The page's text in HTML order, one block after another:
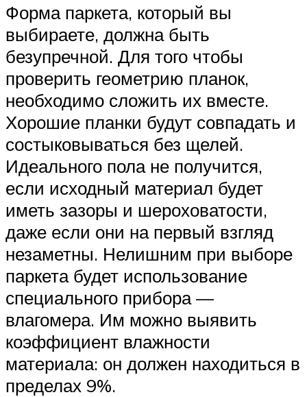
Форма паркета, который вы
выбираете, должна быть
безупречной. Для того чтобы
проверить геометрию планок,
необходимо сложить их вместе.
Хорошие планки будут совпадать и
состыковываться без щелей.
Идеального пола не получится,
если исходный материал будет
иметь зазоры и шероховатости,
даже если они на первый взгляд
незаметны. Нелишним при выборе
паркета будет использование
специального прибора —
влагомера. Им можно выявить
коэффициент влажности
материала: он должен находиться в
пределах 9%.